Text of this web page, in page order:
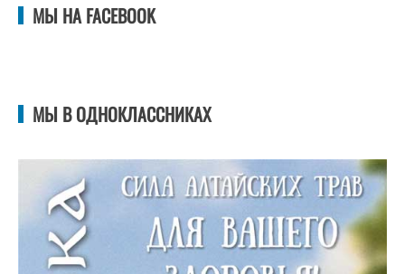
МЫ НА FACEBOOK
МЫ В ОДНОКЛАССНИКАХ